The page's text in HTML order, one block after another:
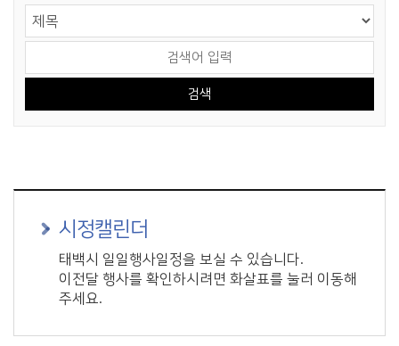
시정캘린더
태백시 일일행사일정을 보실 수 있습니다.
이전달 행사를 확인하시려면 화살표를 눌러 이동해
주세요.